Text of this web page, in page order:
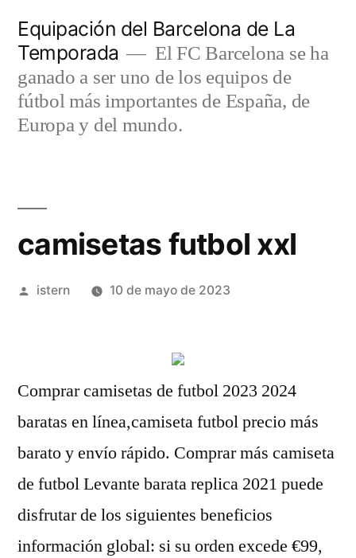
contenido
Equipación del Barcelona de La
Temporada
El FC Barcelona se ha
ganado a ser uno de los equipos de
fútbol más importantes de España, de
Europa y del mundo.
camisetas futbol xxl
Publicado
istern 10 de mayo de 2023
Comprar camisetas de futbol 2023 2024
baratas en línea,camiseta futbol precio más
barato y envío rápido. Comprar más camiseta
de futbol Levante barata replica 2021 puede
disfrutar de los siguientes beneficios
información global: si su orden excede €99,